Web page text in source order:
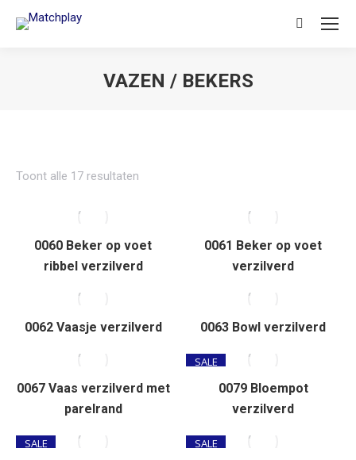
Search:
VAZEN / BEKERS
Toont alle 17 resultaten
0060 Beker op voet
ribbel verzilverd
0061 Beker op voet
verzilverd
0062 Vaasje verzilverd 0063 Bowl verzilverd
0067 Vaas verzilverd met
parelrand
SALE
0079 Bloempot
verzilverd
SALE SALE